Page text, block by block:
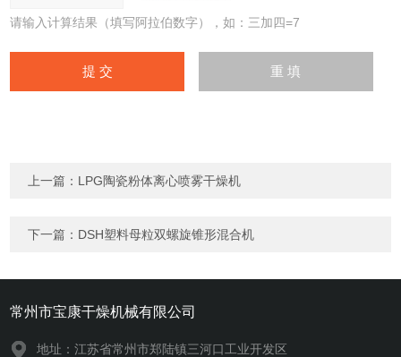
请输入计算结果（填写阿拉伯数字），如：三加四=7
上一篇： LPG陶瓷粉体离心喷雾干燥机
下一篇： DSH塑料母粒双螺旋锥形混合机
常州市宝康干燥机械有限公司
地址：江苏省常州市郑陆镇三河口工业开发区